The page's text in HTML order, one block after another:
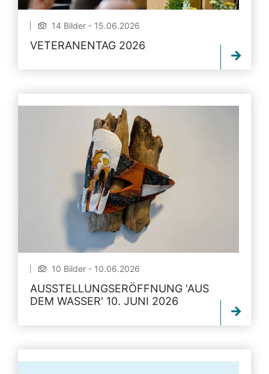
14 Bilder - 15.06.2026
VETERANENTAG 2026
10 Bilder - 10.06.2026
AUSSTELLUNGSERÖFFNUNG 'AUS
DEM WASSER' 10. JUNI 2026